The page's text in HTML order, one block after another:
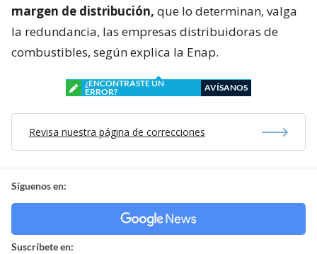
margen de distribución, que lo determinan, valga
la redundancia, las empresas distribuidoras de
combustibles, según explica la Enap.
¿ENCONTRASTE UN
ERROR?
AVÍSANOS
Revisa nuestra página de correcciones
Síguenos en:
Suscríbete en: